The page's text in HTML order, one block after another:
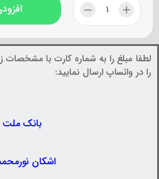
لطفا مبلغ را به شماره کارت با مشخصات
را در واتساپ ارسال نمایید:
بانک ملت
اشکان